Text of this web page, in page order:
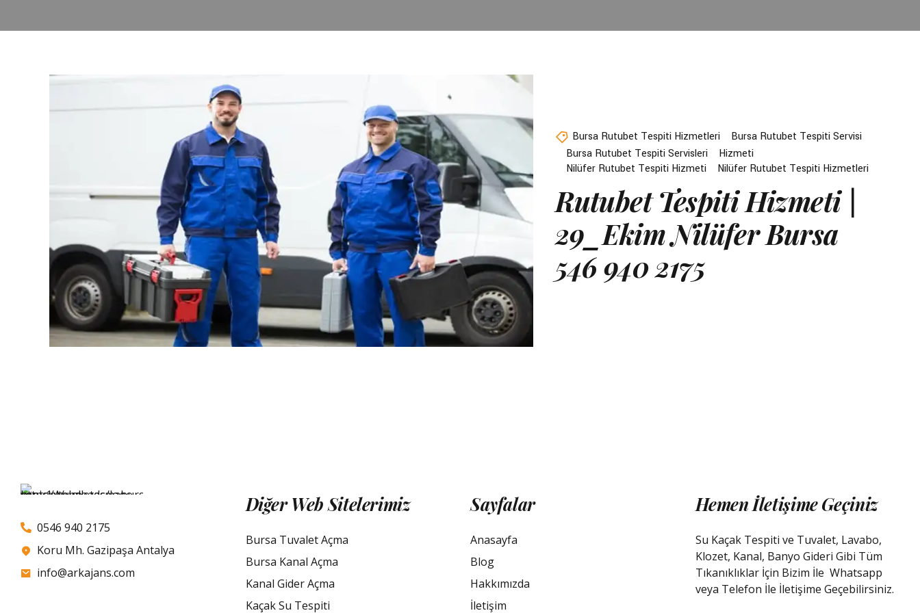
Bursa Rutubet Tespiti Hizmetleri
Bursa Rutubet Tespiti Servisi
Bursa Rutubet Tespiti Servisleri
Hizmeti
Nilüfer Rutubet Tespiti Hizmeti
Nilüfer Rutubet Tespiti Hizmetleri
Rutubet Tespiti Hizmeti |
29_Ekim Nilüfer Bursa
546 940 2175
0546 940 2175
Koru Mh. Gazipaşa Antalya
info@arkajans.com
Diğer Web Sitelerimiz
Bursa Tuvalet Açma
Bursa Kanal Açma
Kanal Gider Açma
Kaçak Su Tespiti
Sayfalar
Anasayfa
Blog
Hakkımızda
İletişim
Hemen İletişime Geçiniz
Su Kaçak Tespiti ve Tuvalet, Lavabo,
Klozet, Kanal, Banyo Gideri Gibi Tüm
Tıkanıklıklar İçin Bizim İle Whatsapp
veya Telefon İle İletişime Geçebilirsiniz.